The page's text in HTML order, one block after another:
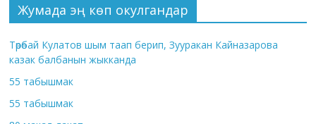
Жумада эң көп окулгандар
Төрөбай Кулатов шым таап берип, Зууракан Кайназарова
казак балбанын жыкканда
55 табышмак
55 табышмак